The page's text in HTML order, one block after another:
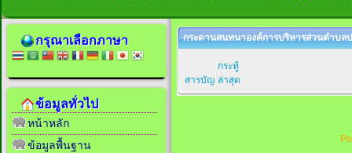
กระดานสนทนาองค์การบริหารส่วนตำบล
สารบัญ
กระทู้
ล่าสุด
กรุณาเลือกภาษา
ข้อมูลทั่วไป
หน้าหลัก
ข้อมูลพื้นฐาน